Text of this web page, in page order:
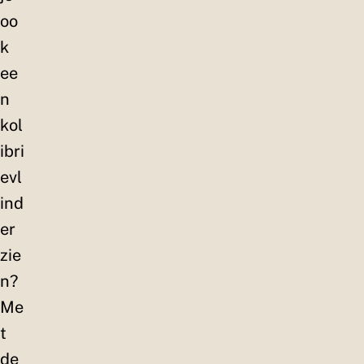
oo
k
ee
n
kol
ibri
evl
ind
er
zie
n?
Me
t
de